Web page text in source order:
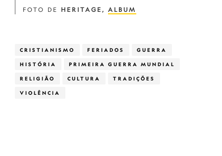
FOTO DE HERITAGE, ALBUM
CRISTIANISMO FERIADOS GUERRA
HISTÓRIA PRIMEIRA GUERRA MUNDIAL
RELIGIÃO CULTURA TRADIÇÕES
VIOLÊNCIA